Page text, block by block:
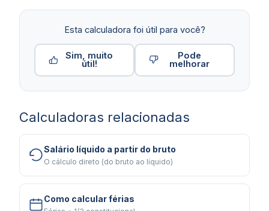
Esta calculadora foi útil para você?
Sim, muito
útil!
Pode
melhorar
Calculadoras relacionadas
Salário líquido a partir do bruto
O cálculo direto (do bruto ao líquido)
Como calcular férias